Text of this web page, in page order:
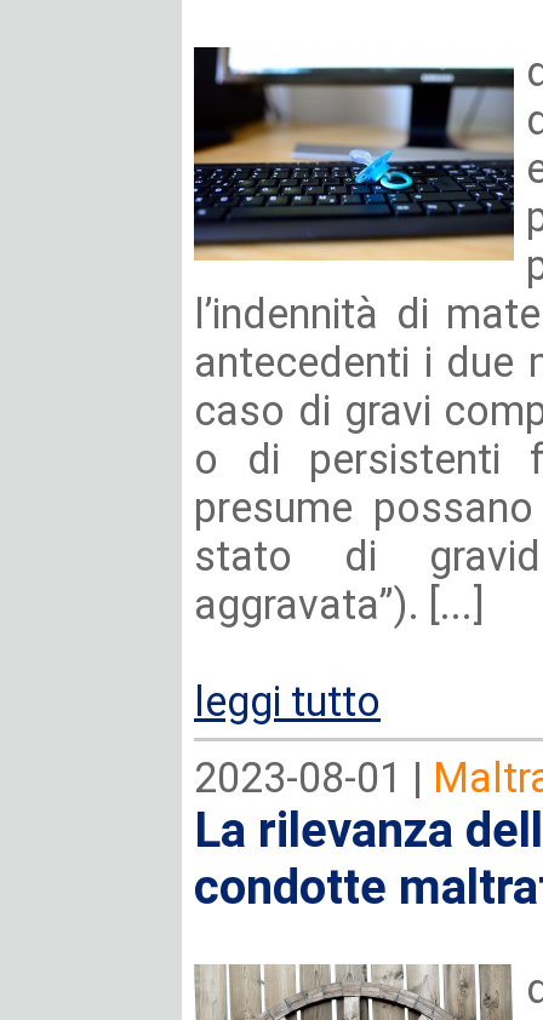
l’indennità di
antecedenti i due
caso di gravi
o di persistenti
presume
stato di
aggravata”). [...]
leggi tutto
2023-08-01 |
La rilevanza
condotte